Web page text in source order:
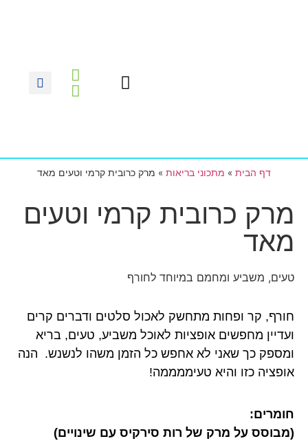
דף הבית » מתכוני בריאות » מרק כרובית קרמי וטעים מאד
מרק כרובית קרמי וטעים
מאד
טעים, משביע ומחמם במיוחד לחורף
חורף, קר ופחות מתחשק לאכול סלטים ודברים קרים
ועדיין מחפשים אופציות לאוכל משביע, טעים, בריא
ומספק כך שאני לא אחפש כל הזמן משהו לנשנש. הנה
אופציה כזו והיא טעיממממה!
חומרים:
(מבוסס על מרק של רות סירקיס עם שינויים)